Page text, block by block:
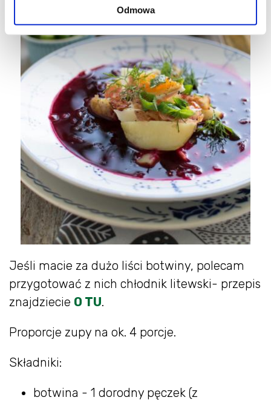
Odmowa
Jeśli macie za dużo liści botwiny, polecam
przygotować z nich chłodnik litewski- przepis
znajdziecie O TU.
Proporcje zupy na ok. 4 porcje.
Składniki:
botwina - 1 dorodny pęczek (z